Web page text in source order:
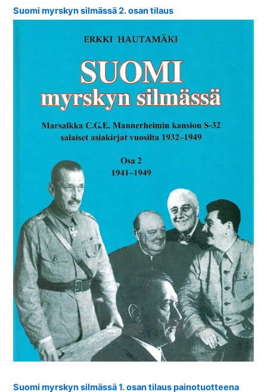
Suomi myrskyn silmässä 2. osan tilaus
Suomi myrskyn silmässä 1. osan tilaus painotuotteena